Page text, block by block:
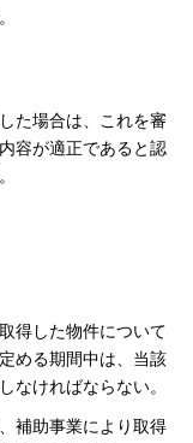
た場合は、これを審
容が適正であると認
得した物件について
める期間中は、当該
なければならない。
補助事業により取得